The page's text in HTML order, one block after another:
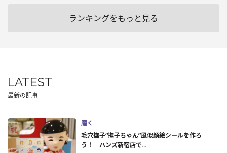
ランキングをもっと見る
LATEST
最新の記事
磨く
毛穴撫子“撫子ちゃん”風似顔絵シールを作ろ
う！ ハンズ新宿店で...